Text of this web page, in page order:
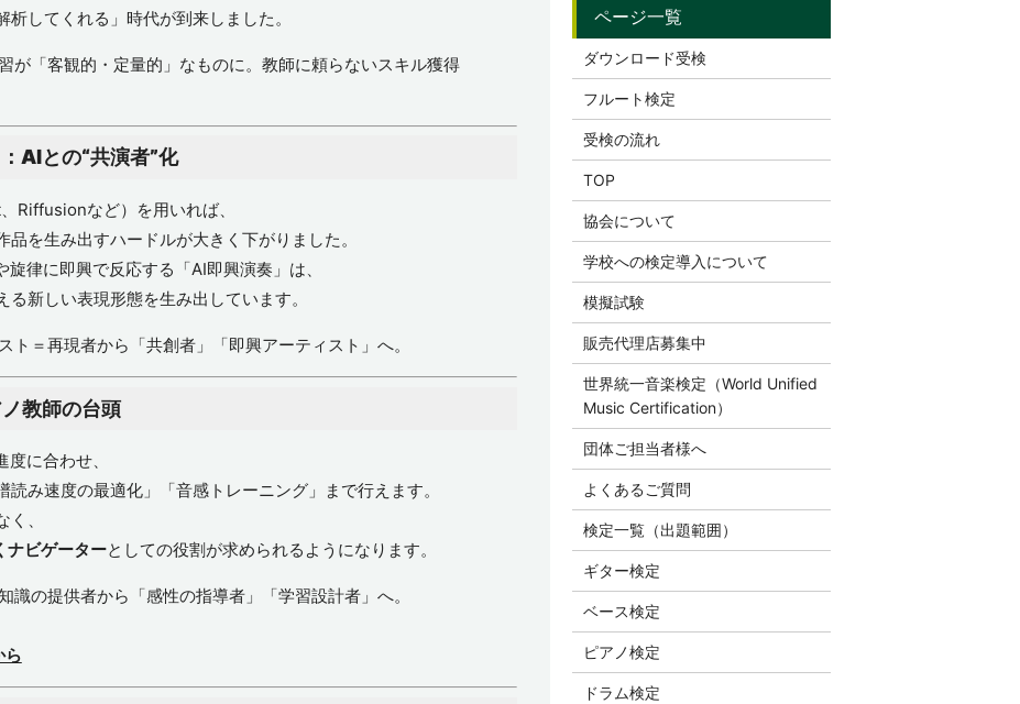
してくれる」時代が到来しました。
が「客観的・定量的」なものに。教師に頼らないスキル獲得
AIとの“共演者”化
Riffusionなど）を用いれば、
を生み出すハードルが大きく下がりました。
律に即興で反応する「AI即興演奏」は、
新しい表現形態を生み出しています。
ト＝再現者から「共創者」「即興アーティスト」へ。
教師の台頭
に合わせ、
読み速度の最適化」「音感トレーニング」まで行えます。
、
ナビゲーターとしての役割が求められるようになります。
識の提供者から「感性の指導者」「学習設計者」へ。
ら
ダウンロード受検
フルート検定
受検の流れ
TOP
協会について
学校への検定導入について
模擬試験
販売代理店募集中
世界統一音楽検定（World Unified
Music Certification）
団体ご担当者様へ
よくあるご質問
検定一覧（出題範囲）
ギター検定
ベース検定
ピアノ検定
ドラム検定